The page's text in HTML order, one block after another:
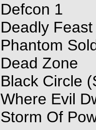
Defcon 1
Deadly Feast
Phantom
Dead Zone
Black Circle
Where Evil
Storm Of